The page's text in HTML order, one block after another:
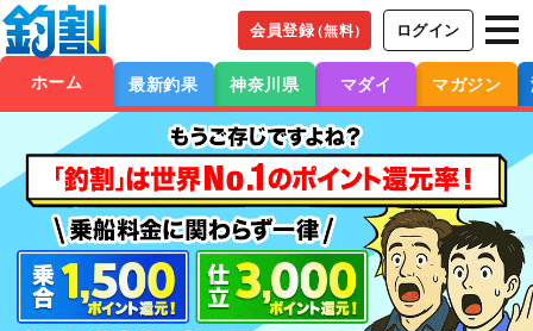
会員登録（無料） ログイン
ホーム 最新釣果 神奈川県 マダイ マガジン